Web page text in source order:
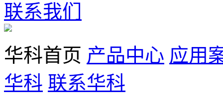
联系我们
华科首页 产品中心 应用
华科 联系华科